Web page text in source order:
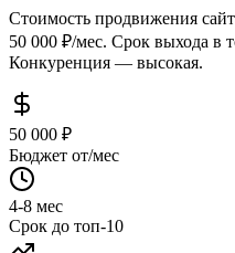
Стоимость продвижения
50 000 ₽/мес. Срок выхода в
Конкуренция — высокая.
50 000 ₽
Бюджет от/мес
4-8 мес
Срок до топ-10